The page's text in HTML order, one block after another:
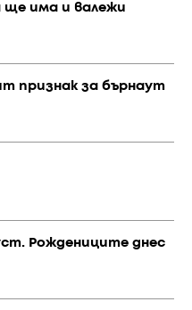
има и валежи
признак за бърнаут
Рождениците днес